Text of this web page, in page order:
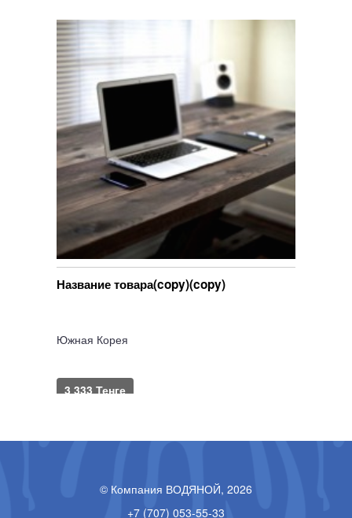
Название товара(copy)(copy)
Южная Корея
3 333 Тенге
© Компания ВОДЯНОЙ, 2026
+7 (707) 053-55-33